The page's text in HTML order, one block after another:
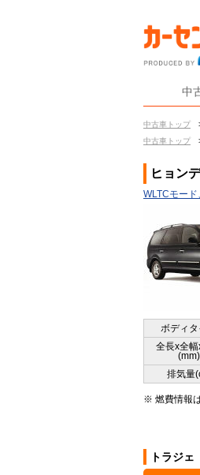
中
中古車トップ
中古車トップ
ヒョン
WLTCモー
ボディ
全長x全
(mm)
排気量
※ 燃費情報
トラジ